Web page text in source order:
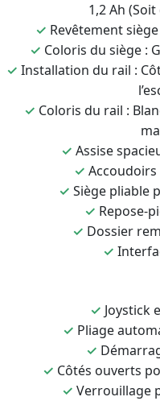
1,2 Ah
✓ Revêtement
✓ Coloris du siège :
✓ Installation du rail :
✓ Coloris du rail :
✓ Assise
✓
✓ Siège pliable
✓ Repose-
✓ Dossier
✓
✓ Joystick
✓ Pliage
✓
✓ Côtés ouverts
✓ Verrouillage